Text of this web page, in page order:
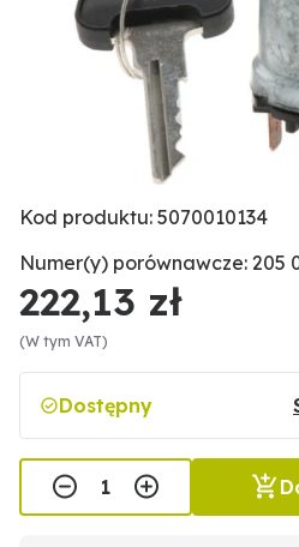
Kod produktu: 5070010134
Numer(y) porównawcze: 205
222,13 zł
(W tym VAT)
Dostępny